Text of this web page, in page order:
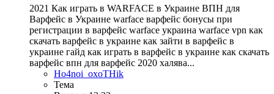
2021 Как играть в WARFACE в Украине ВПН для
Варфейс в Украине warface варфейс бонусы при
регистрации в варфейс warface украина warface vpn как
скачать варфейс в украине как зайти в варфейс в
украине гайд как играть в варфейс в украине как скачать
варфейс впн для варфейс 2020 халява...
Ho4noi_oxoTHik
Тема